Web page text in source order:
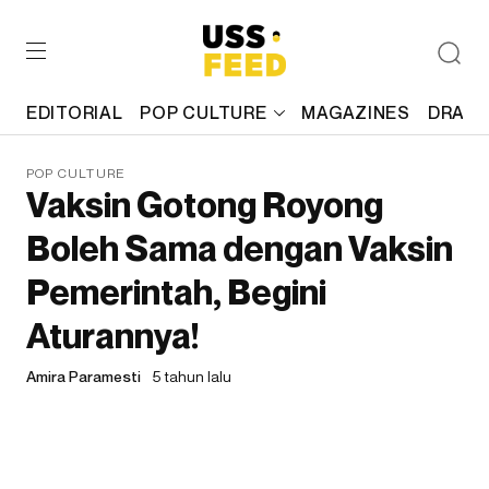
EDITORIAL POP CULTURE MAGAZINES
POP CULTURE
Vaksin Gotong Royong
Boleh Sama dengan Vaksin
Pemerintah, Begini
Aturannya!
Amira Paramesti 5 tahun lalu